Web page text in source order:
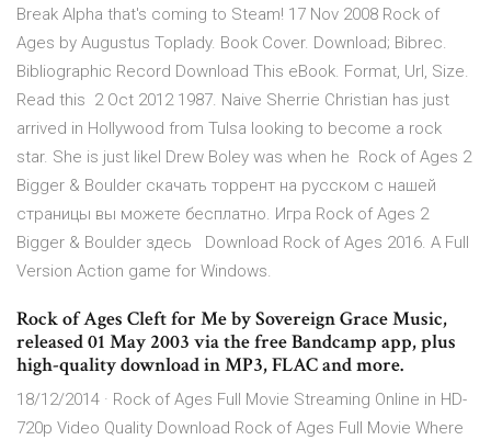
Break Alpha that's coming to Steam! 17 Nov 2008 Rock of
Ages by Augustus Toplady. Book Cover. Download; Bibrec.
Bibliographic Record Download This eBook. Format, Url, Size.
Read this 2 Oct 2012 1987. Naive Sherrie Christian has just
arrived in Hollywood from Tulsa looking to become a rock
star. She is just likel Drew Boley was when he Rock of Ages 2
Bigger & Boulder скачать торрент на русском с нашей
страницы вы можете бесплатно. Игра Rock of Ages 2
Bigger & Boulder здесь Download Rock of Ages 2016. A Full
Version Action game for Windows.
Rock of Ages Cleft for Me by Sovereign Grace Music,
released 01 May 2003 via the free Bandcamp app, plus
high-quality download in MP3, FLAC and more.
18/12/2014 · Rock of Ages Full Movie Streaming Online in HD-
720p Video Quality Download Rock of Ages Full Movie Where